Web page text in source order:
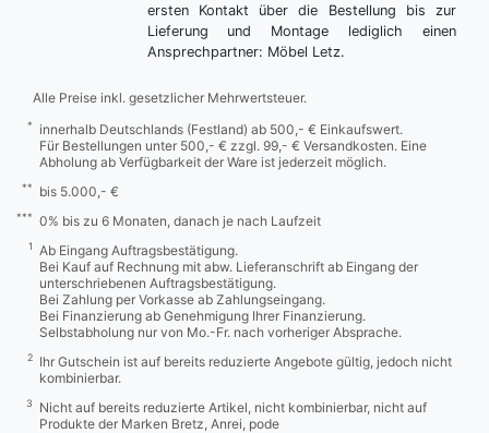
ersten Kontakt über die Bestellung bis zur
Lieferung und Montage lediglich einen
Ansprechpartner: Möbel Letz.
Alle Preise inkl. gesetzlicher Mehrwertsteuer.
*
innerhalb Deutschlands (Festland) ab 500,- € Einkaufswert.
Für Bestellungen unter 500,- € zzgl. 99,- € Versandkosten. Eine
Abholung ab Verfügbarkeit der Ware ist jederzeit möglich.
** bis 5.000,- €
*** 0% bis zu 6 Monaten, danach je nach Laufzeit
1
Ab Eingang Auftragsbestätigung.
Bei Kauf auf Rechnung mit abw. Lieferanschrift ab Eingang der
unterschriebenen Auftragsbestätigung.
Bei Zahlung per Vorkasse ab Zahlungseingang.
Bei Finanzierung ab Genehmigung Ihrer Finanzierung.
Selbstabholung nur von Mo.-Fr. nach vorheriger Absprache.
2
Ihr Gutschein ist auf bereits reduzierte Angebote gültig, jedoch nicht
kombinierbar.
3
Nicht auf bereits reduzierte Artikel, nicht kombinierbar, nicht auf
Produkte der Marken Bretz, Anrei, pode